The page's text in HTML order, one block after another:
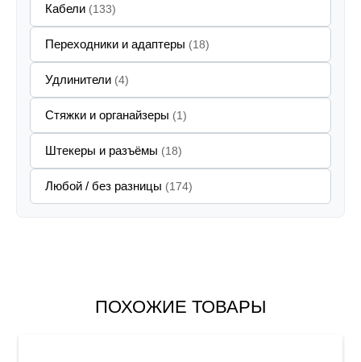
Кабели (133)
Переходники и адаптеры (18)
Удлинители (4)
Стяжки и органайзеры (1)
Штекеры и разъёмы (18)
Любой / без разницы (174)
ПОХОЖИЕ ТОВАРЫ